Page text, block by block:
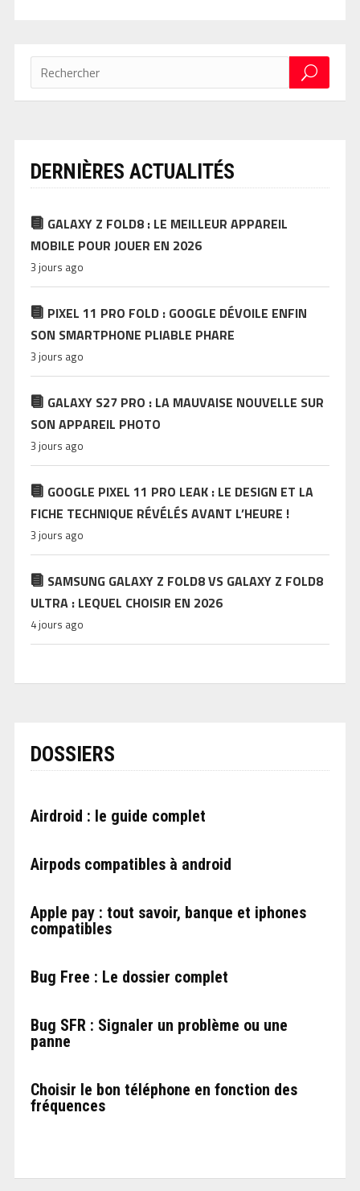
DERNIÈRES ACTUALITÉS
GALAXY Z FOLD8 : LE MEILLEUR APPAREIL
MOBILE POUR JOUER EN 2026
3 jours ago
PIXEL 11 PRO FOLD : GOOGLE DÉVOILE ENFIN
SON SMARTPHONE PLIABLE PHARE
3 jours ago
GALAXY S27 PRO : LA MAUVAISE NOUVELLE SUR
SON APPAREIL PHOTO
3 jours ago
GOOGLE PIXEL 11 PRO LEAK : LE DESIGN ET LA
FICHE TECHNIQUE RÉVÉLÉS AVANT L’HEURE !
3 jours ago
SAMSUNG GALAXY Z FOLD8 VS GALAXY Z FOLD8
ULTRA : LEQUEL CHOISIR EN 2026
4 jours ago
DOSSIERS
Airdroid : le guide complet
Airpods compatibles à android
Apple pay : tout savoir, banque et iphones
compatibles
Bug Free : Le dossier complet
Bug SFR : Signaler un problème ou une
panne
Choisir le bon téléphone en fonction des
fréquences